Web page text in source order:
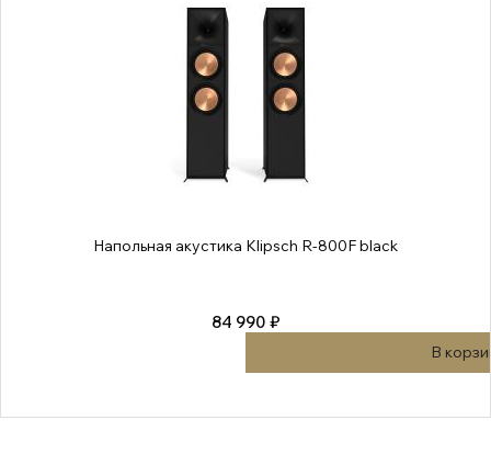
Напольная акустика Klipsch R-800F black
84 990 ₽
В